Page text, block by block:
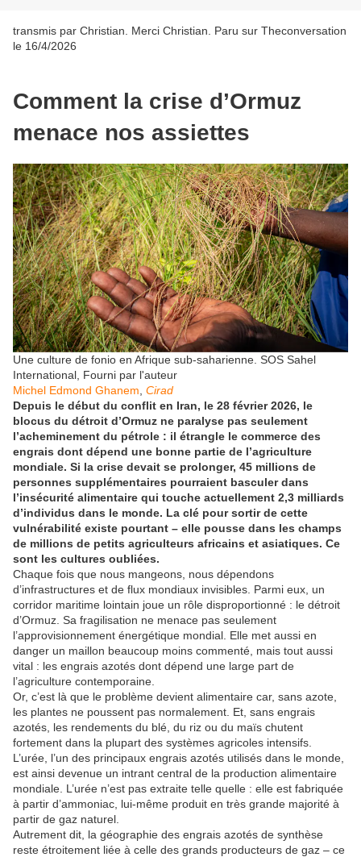
transmis par Christian. Merci Christian. Paru sur Theconversation
le 16/4/2026
Comment la crise d’Ormuz
menace nos assiettes
Une culture de fonio en Afrique sub-saharienne. SOS Sahel
International Fourni par l'auteur
Michel Edmond Ghanem Cirad
Depuis le début du conflit en Iran, le 28 février 2026, le
blocus du détroit d’Ormuz ne paralyse pas seulement
l’acheminement du pétrole : il étrangle le commerce des
engrais dont dépend une bonne partie de l’agriculture
mondiale. Si la crise devait se prolonger, 45 millions de
personnes supplémentaires pourraient basculer dans
l’insécurité alimentaire qui touche actuellement 2,3 milliards
d’individus dans le monde. La clé pour sortir de cette
vulnérabilité existe pourtant – elle pousse dans les champs
de millions de petits agriculteurs africains et asiatiques. Ce
sont les cultures oubliées.
Chaque fois que nous mangeons, nous dépendons
d’infrastructures et de flux mondiaux invisibles. Parmi eux, un
corridor maritime lointain joue un rôle disproportionné : le détroit
d’Ormuz. Sa fragilisation ne menace pas seulement
l’approvisionnement énergétique mondial. Elle met aussi en
danger un maillon beaucoup moins commenté, mais tout aussi
vital : les engrais azotés dont dépend une large part de
l’agriculture contemporaine.
Or, c’est là que le problème devient alimentaire car, sans azote,
les plantes ne poussent pas normalement. Et, sans engrais
azotés, les rendements du blé, du riz ou du maïs chutent
fortement dans la plupart des systèmes agricoles intensifs.
L’urée, l’un des principaux engrais azotés utilisés dans le monde,
est ainsi devenue un intrant central de la production alimentaire
mondiale. L’urée n’est pas extraite telle quelle : elle est fabriquée
à partir d’ammoniac, lui-même produit en très grande majorité à
partir de gaz naturel.
Autrement dit, la géographie des engrais azotés de synthèse
reste étroitement liée à celle des grands producteurs de gaz – ce